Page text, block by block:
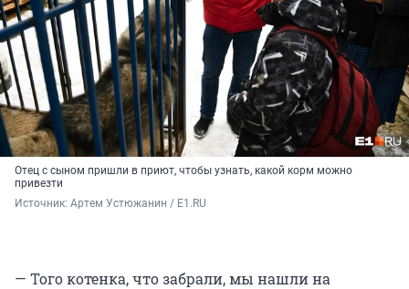
Отец с сыном пришли в приют, чтобы узнать, какой корм можно
привезти
Источник: Артем Устюжанин / E1.RU
— Того котенка, что забрали, мы нашли на